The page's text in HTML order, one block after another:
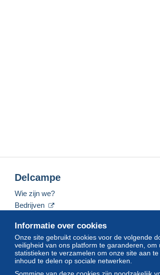
Informatie over cookies
Onze site gebruikt cookies voor de volgende
veiligheid van ons platform te garanderen,
statistieken te verzamelen om onze site aan
inhoud te delen op sociale netwerken.
Delcampe
Wie zijn we?
Bedrijven
Neem contact met ons op